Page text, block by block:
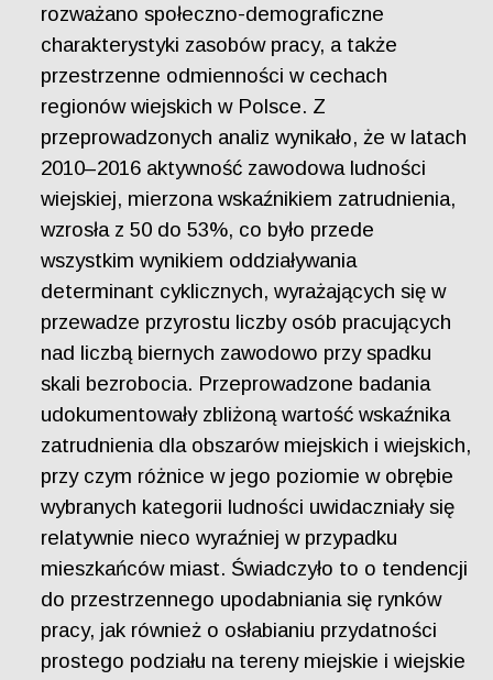
rozważano społeczno-demograficzne
charakterystyki zasobów pracy, a także
przestrzenne odmienności w cechach
regionów wiejskich w Polsce. Z
przeprowadzonych analiz wynikało, że w latach
2010–2016 aktywność zawodowa ludności
wiejskiej, mierzona wskaźnikiem zatrudnienia,
wzrosła z 50 do 53%, co było przede
wszystkim wynikiem oddziaływania
determinant cyklicznych, wyrażających się w
przewadze przyrostu liczby osób pracujących
nad liczbą biernych zawodowo przy spadku
skali bezrobocia. Przeprowadzone badania
udokumentowały zbliżoną wartość wskaźnika
zatrudnienia dla obszarów miejskich i wiejskich,
przy czym różnice w jego poziomie w obrębie
wybranych kategorii ludności uwidaczniały się
relatywnie nieco wyraźniej w przypadku
mieszkańców miast. Świadczyło to o tendencji
do przestrzennego upodabniania się rynków
pracy, jak również o osłabianiu przydatności
prostego podziału na tereny miejskie i wiejskie